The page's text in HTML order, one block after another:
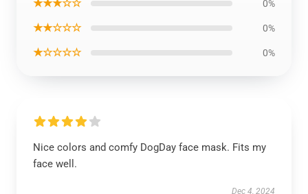
★★★☆☆ 0%
★★☆☆☆ 0%
★☆☆☆☆ 0%
Nice colors and comfy DogDay face mask. Fits my
face well.
Dec 4, 2024